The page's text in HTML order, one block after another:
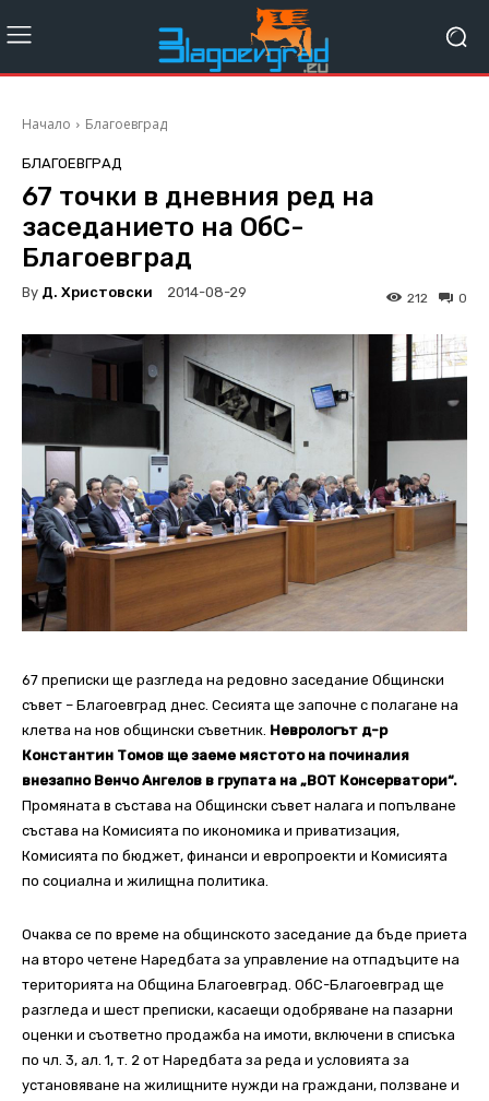
Начало Благоевград
БЛАГОЕВГРАД
67 точки в дневния ред на
заседанието на ОбС-
Благоевград
By Д. Христовски 2014-08-29 0
212
67 преписки ще разгледа на редовно заседание Общински
съвет – Благоевград днес. Сесията ще започне с полагане на
клетва на нов общински съветник. Неврологът д-р
Константин Томов ще заеме мястото на починалия
внезапно Венчо Ангелов в групата на „ВОТ Консерватори“.
Промяната в състава на Общински съвет налага и попълване
състава на Комисията по икономика и приватизация,
Комисията по бюджет, финанси и европроекти и Комисията
по социална и жилищна политика.
Очаква се по време на общинското заседание да бъде приета
на второ четене Наредбата за управление на отпадъците на
територията на Община Благоевград. ОбС-Благоевград ще
разгледа и шест преписки, касаещи одобряване на пазарни
оценки и съответно продажба на имоти, включени в списъка
по чл. 3, ал. 1, т. 2 от Наредбата за реда и условията за
установяване на жилищните нужди на граждани, ползване и